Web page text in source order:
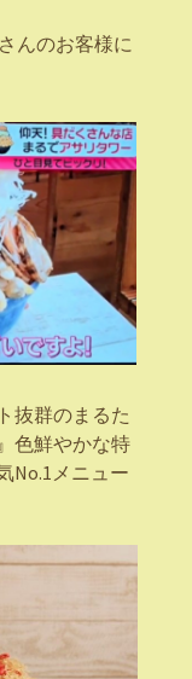
んのお客様に
抜群のまるた
色鮮やかな特
No.1メニュー